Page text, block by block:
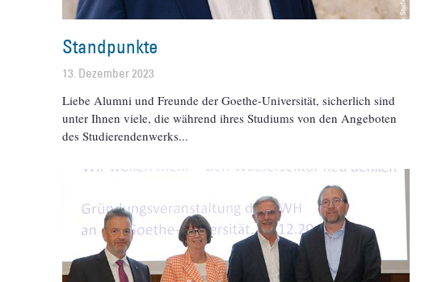
Standpunkte
13. Dezember 2023
Liebe Alumni und Freunde der Goethe-Universität, sicherlich sind
unter Ihnen viele, die während ihres Studiums von den Angeboten
des Studierendenwerks